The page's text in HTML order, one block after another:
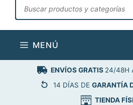
Búsqueda
de
productos
MENÚ
ENVÍOS GRATIS 24/48H
14 DÍAS DE GARANTÍA
TIENDA